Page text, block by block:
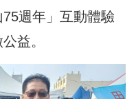
週年」互動體驗
益。